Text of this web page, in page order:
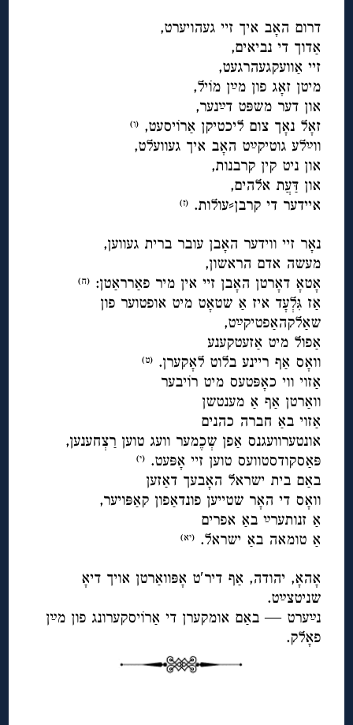
דרום האָב איך זיי געהויערט,
אַדוך די נביאים,
זיי אַוועקגעהרגעט,
מיטן זאָג פון מײַן מוֹיל,
און דער משפּט דײַנער,
זאָל נאָך צום ליכטיקן אַרוֹיסעט,(ו)
ווײַלע גוטיקײַט האָב איך געוועלט,
און ניט קין קרבנות,
און דַּעֲת אלהים,
איידער די קרבן⸗עולות.(ז)
נאָר זיי ווידער האָבן עובר ברית געווען,
מעשה אדם הראשון,
אָטאָ דאָרטן האָבן זיי אין מיר פאַרראַטן:(ח)
אַז גִּלְעָד איז אַ שטאָט מיט אופטוער פון
שאַלקהאַפטיקײַט,
אַפול מיט אַזעטקענע
וואָס אַף ריינע בלוט לאָקערן.(ט)
אַזוי ווי כאָפּטעס מיט רוֹיבער
וואַרטן אַף אַ מענטשן
אַזוי באַ חברה כהנים
אונטערוועגנס אַפן שְכֶמער וועג טוען רַצְחענען,
פּאַסקודסטוועס טוען זיי אָפּעט.(י)
באַם בית ישראל האָבעך דאַזען
וואָס די האָר שטייען פונדאַפון קאַפּויער,
אַ זנותערײַ באַ אפרים
אַ טומאה באַ ישראל.(יא)
אָהאָ, יהודה, אַף דיר′ט אָפּוואַרטן אויך דיאָ
שניטצײַט.
נײַערט — באַם אומקערן די אַרוֹיסקערונג פון מײַן
פאָלק.